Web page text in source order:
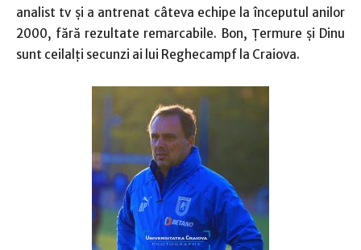
analist tv şi a antrenat câteva echipe la începutul anilor
2000, fără rezultate remarcabile. Bon, Ţermure şi Dinu
sunt ceilalţi secunzi ai lui Reghecampf la Craiova.